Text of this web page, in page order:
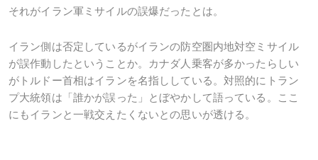
それがイラン軍ミサイルの誤爆だったとは。
イラン側は否定しているがイランの防空圏内地対空ミサイル
が誤作動したということか。カナダ人乗客が多かったらしい
がトルドー首相はイランを名指ししている。対照的にトラン
プ大統領は「誰かが誤った」とぼやかして語っている。ここ
にもイランと一戦交えたくないとの思いが透ける。